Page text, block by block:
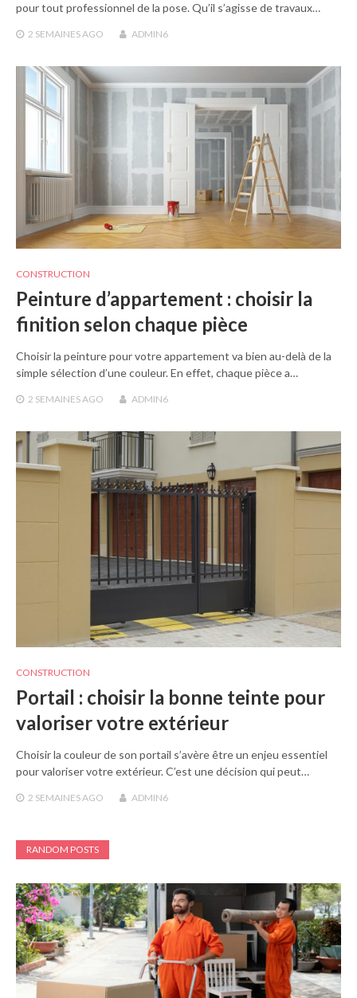
pour tout professionnel de la pose. Qu’il s’agisse de travaux…
2 SEMAINESAGO ADMIN6
CONSTRUCTION
Peinture d’appartement : choisir la
finition selon chaque pièce
Choisir la peinture pour votre appartement va bien au-delà de la
simple sélection d’une couleur. En effet, chaque pièce a…
2 SEMAINESAGO ADMIN6
CONSTRUCTION
Portail : choisir la bonne teinte pour
valoriser votre extérieur
Choisir la couleur de son portail s’avère être un enjeu essentiel
pour valoriser votre extérieur. C’est une décision qui peut…
2 SEMAINES AGO ADMIN6
RANDOM POSTS